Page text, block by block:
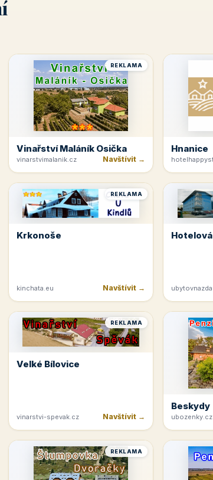
REKLAMA
Vinařství Maláník Osička
vinarstvimalanik.cz Navštívit →
Hnanice
REKLAMA
Krkonoše
kinchata.eu Navštívit →
REKLAMA
Velké Bílovice
vinarstvi-spevak.cz Navštívit →
Beskydy
ubozenky.cz
REKLAMA